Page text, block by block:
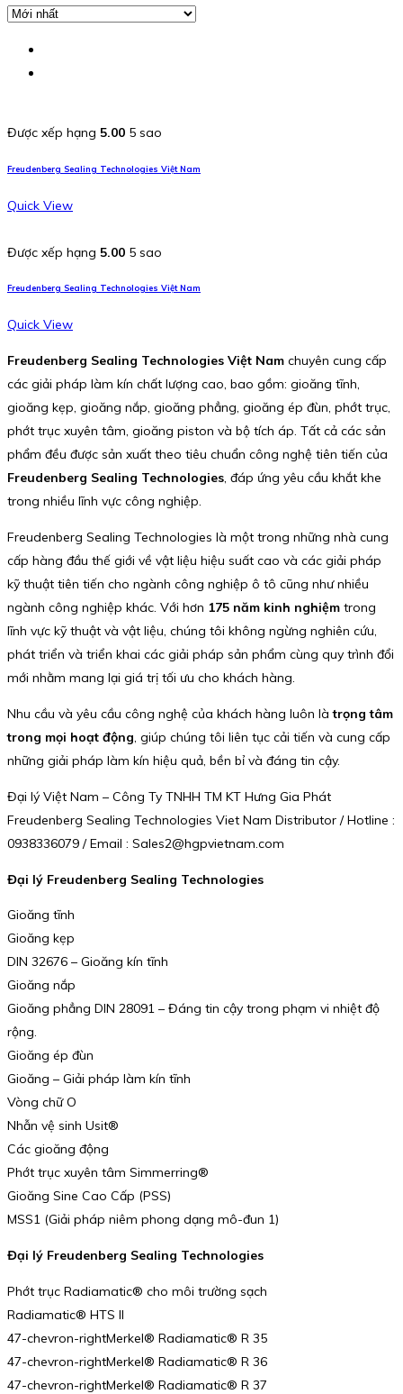
Được xếp hạng 5.00 5 sao
Freudenberg Sealing Technologies Việt Nam
Quick View
Được xếp hạng 5.00 5 sao
Freudenberg Sealing Technologies Việt Nam
Quick View
Freudenberg Sealing Technologies Việt Nam chuyên cung cấp
các giải pháp làm kín chất lượng cao, bao gồm: gioăng tĩnh,
gioăng kẹp, gioăng nắp, gioăng phẳng, gioăng ép đùn, phớt trục,
phớt trục xuyên tâm, gioăng piston và bộ tích áp. Tất cả các sản
phẩm đều được sản xuất theo tiêu chuẩn công nghệ tiên tiến của
Freudenberg Sealing Technologies, đáp ứng yêu cầu khắt khe
trong nhiều lĩnh vực công nghiệp.
Freudenberg Sealing Technologies là một trong những nhà cung
cấp hàng đầu thế giới về vật liệu hiệu suất cao và các giải pháp
kỹ thuật tiên tiến cho ngành công nghiệp ô tô cũng như nhiều
ngành công nghiệp khác. Với hơn 175 năm kinh nghiệm trong
lĩnh vực kỹ thuật và vật liệu, chúng tôi không ngừng nghiên cứu,
phát triển và triển khai các giải pháp sản phẩm cùng quy trình đổi
mới nhằm mang lại giá trị tối ưu cho khách hàng.
Nhu cầu và yêu cầu công nghệ của khách hàng luôn làtrọng tâm
trong mọi hoạt động, giúp chúng tôi liên tục cải tiến và cung cấp
những giải pháp làm kín hiệu quả, bền bỉ và đáng tin cậy.
Đại lý Việt Nam – Công Ty TNHH TM KT Hưng Gia Phát
Freudenberg Sealing Technologies Viet Nam Distributor / Hotline :
0938336079 / Email : Sales2@hgpvietnam.com
Đại lý Freudenberg Sealing Technologies
Gioăng tĩnh
Gioăng kẹp
DIN 32676 – Gioăng kín tĩnh
Gioăng nắp
Gioăng phẳng DIN 28091 – Đáng tin cậy trong phạm vi nhiệt độ
rộng.
Gioăng ép đùn
Gioăng – Giải pháp làm kín tĩnh
Vòng chữ O
Nhẫn vệ sinh Usit®
Các gioăng động
Phớt trục xuyên tâm Simmerring®
Gioăng Sine Cao Cấp (PSS)
MSS1 (Giải pháp niêm phong dạng mô-đun 1)
Đại lý Freudenberg Sealing Technologies
Phớt trục Radiamatic® cho môi trường sạch
Radiamatic® HTS II
47-chevron-rightMerkel® Radiamatic® R 35
47-chevron-rightMerkel® Radiamatic® R 36
47-chevron-rightMerkel® Radiamatic® R 37